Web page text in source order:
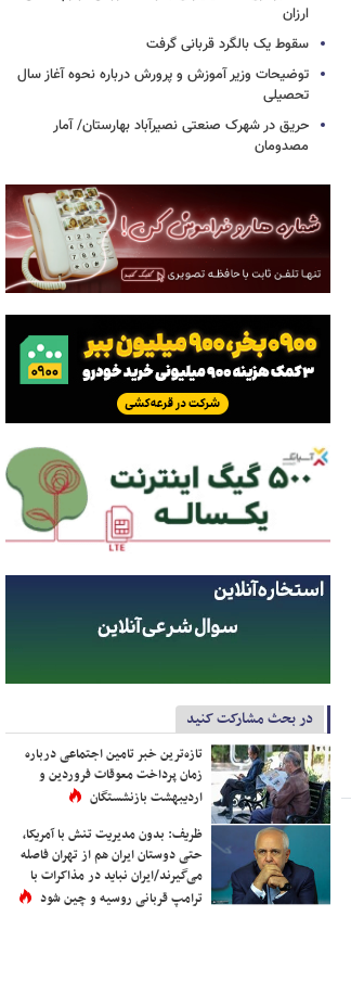
ارزان
سقوط یک بالگرد قربانی گرفت
توضیحات وزیر آموزش و پرورش درباره نحوه آغاز سال
تحصیلی
حریق در شهرک صنعتی نصیرآباد بهارستان/ آمار
مصدومان
در بحث مشارکت کنید
تازه‌ترین خبر تامین اجتماعی درباره
زمان پرداخت معوقات فروردین و
اردیبهشت بازنشستگان
ظریف: بدون مدیریت تنش با آمریکا،
حتی دوستان ایران هم از تهران فاصله
می‌گیرند/ایران نباید در مذاکرات با
ترامپ قربانی روسیه و چین شود